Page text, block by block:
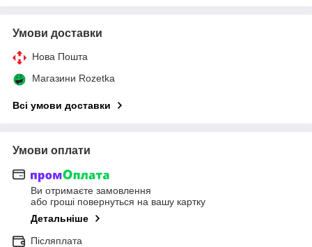
Умови доставки
Нова Пошта
Магазини Rozetka
Всі умови доставки
Умови оплати
Ви отримаєте замовлення
або гроші повернуться на вашу картку
Детальніше
Післяплата